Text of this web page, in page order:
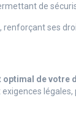
de
renforçant ses
de votre
légales,